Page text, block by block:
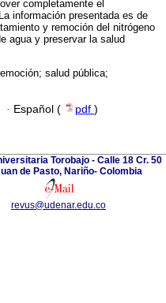
completamente el
información presentada es de
y remoción del nitrógeno
agua y preservar la salud
salud pública;
· Español ( pdf )
Torobajo - Calle 18 Cr. 50
de Pasto, Nariño- Colombia
revus@udenar.edu.co